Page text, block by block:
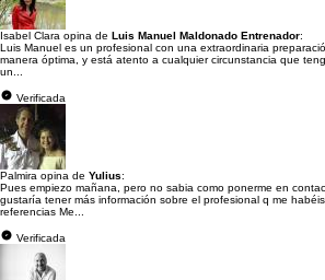
Isabel Clara opina de Luis Manuel Maldonado Entrenador:
Luis Manuel es un profesional con una extraordinaria
manera óptima, y está atento a cualquier circunstancia que
un...
Verificada
Palmira opina de Yulius:
Pues empiezo mañana, pero no sabia como ponerme en
gustaría tener más información sobre el profesional q me
referencias Me...
Verificada